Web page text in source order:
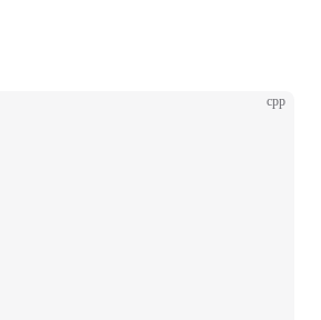
cpp